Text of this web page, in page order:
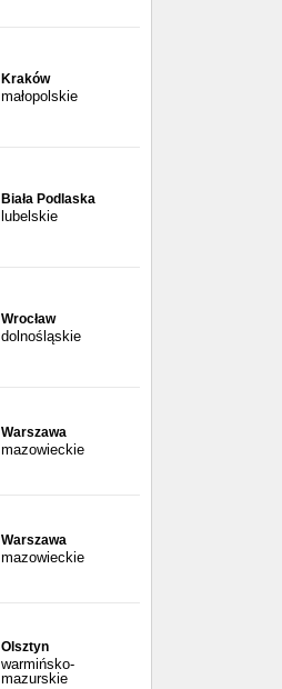
Kraków
małopolskie
Biała Podlaska
lubelskie
Wrocław
dolnośląskie
Warszawa
mazowieckie
Warszawa
mazowieckie
Olsztyn
warmińsko-
mazurskie